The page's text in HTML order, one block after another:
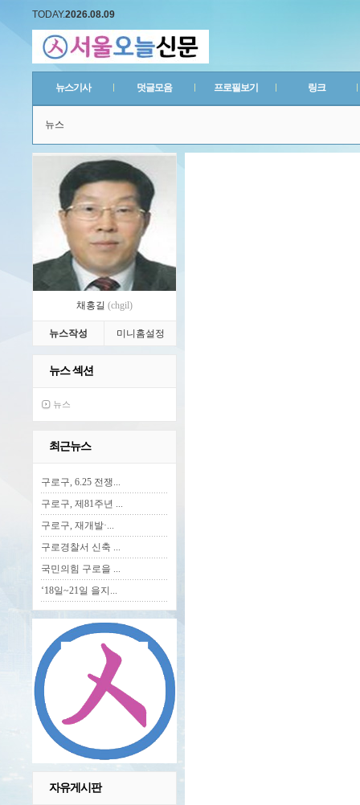
TODAY.2026.08.09
뉴스기사 덧글모음 프로필보기 링크
뉴스
채홍길 (chgil)
뉴스작성 미니홈설정
뉴스 섹션
뉴스
최근뉴스
구로구, 6.25 전쟁...
구로구, 제81주년 ...
구로구, 재개발·...
구로경찰서 신축 ...
국민의힘 구로을 ...
‘18일~21일 을지...
자유게시판